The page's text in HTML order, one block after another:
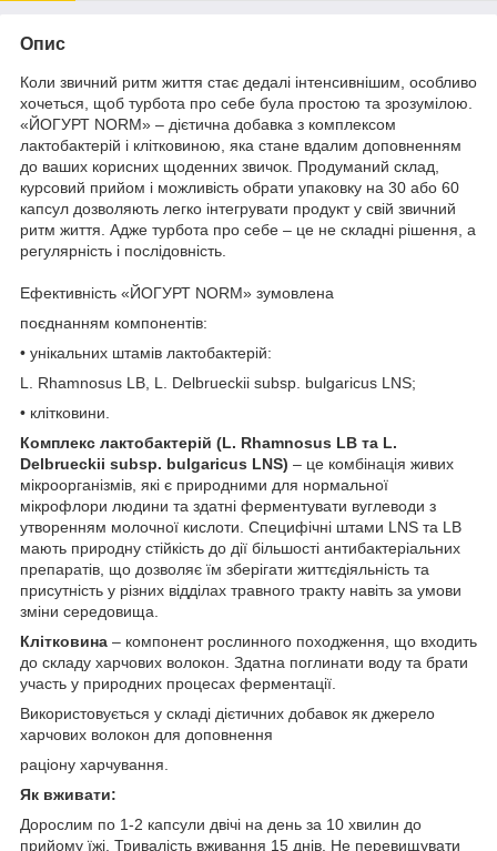
Опис
Коли звичний ритм життя стає дедалі інтенсивнішим, особливо
хочеться, щоб турбота про себе була простою та зрозумілою.
«ЙОГУРТ NORM» – дієтична добавка з комплексом
лактобактерій і клітковиною, яка стане вдалим доповненням
до ваших корисних щоденних звичок. Продуманий склад,
курсовий прийом і можливість обрати упаковку на 30 або 60
капсул дозволяють легко інтегрувати продукт у свій звичний
ритм життя. Адже турбота про себе – це не складні рішення, а
регулярність і послідовність.
Ефективність «ЙОГУРТ NORM» зумовлена
поєднанням компонентів:
• унікальних штамів лактобактерій:
L. Rhamnosus LB, L. Delbrueckii subsp. bulgaricus LNS;
• клітковини.
Комплекс лактобактерій (L. Rhamnosus LB та L.
Delbrueckii subsp. bulgaricus LNS) – це комбінація живих
мікроорганізмів, які є природними для нормальної
мікрофлори людини та здатні ферментувати вуглеводи з
утворенням молочної кислоти. Специфічні штами LNS та LB
мають природну стійкість до дії більшості антибактеріальних
препаратів, що дозволяє їм зберігати життєдіяльність та
присутність у різних відділах травного тракту навіть за умови
зміни середовища.
Клітковина – компонент рослинного походження, що входить
до складу харчових волокон. Здатна поглинати воду та брати
участь у природних процесах ферментації.
Використовується у складі дієтичних добавок як джерело
харчових волокон для доповнення
раціону харчування.
Як вживати:
Дорослим по 1-2 капсули двічі на день за 10 хвилин до
прийому їжі. Тривалість вживання 15 днів. Не перевищувати